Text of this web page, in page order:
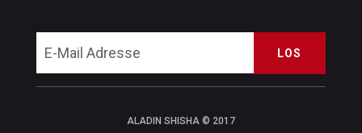
LOS
ALADIN SHISHA © 2017